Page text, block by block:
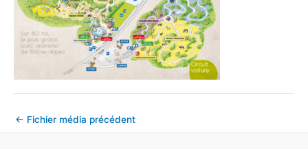
← Fichier média précédent